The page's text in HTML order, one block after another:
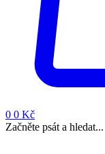
0 0 Kč
Začněte psát a hledat...